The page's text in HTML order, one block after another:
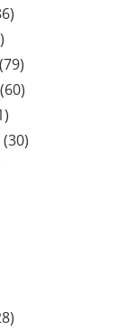
(79)
(60)
(30)